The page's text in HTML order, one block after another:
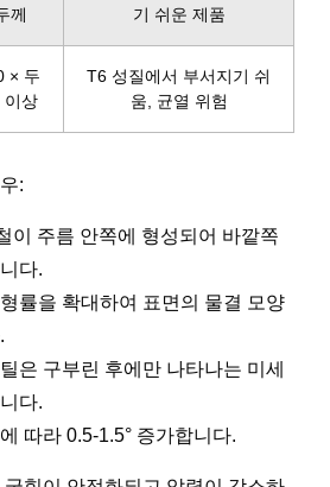
께
기 쉬운 제품
× 두
이상
T6 성질에서 부서지기 쉬
움, 균열 위험
:
이 주름 안쪽에 형성되어 바깥쪽
다.
률을 확대하여 표면의 물결 모양
은 구부린 후에만 나타나는 미세
다.
따라 0.5-1.5° 증가합니다.